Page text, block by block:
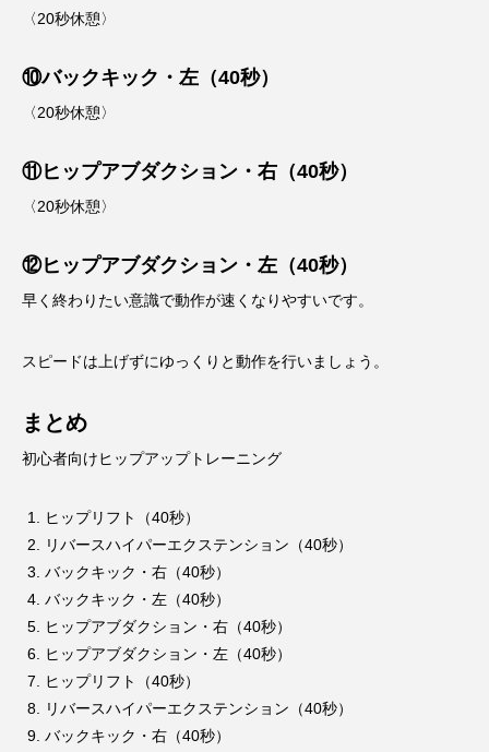
〈20秒休憩〉
⑩バックキック・左（40秒）
〈20秒休憩〉
⑪ヒップアブダクション・右（40秒）
〈20秒休憩〉
⑫ヒップアブダクション・左（40秒）
早く終わりたい意識で動作が速くなりやすいです。
スピードは上げずにゆっくりと動作を行いましょう。
まとめ
初心者向けヒップアップトレーニング
ヒップリフト（40秒）
リバースハイパーエクステンション（40秒）
バックキック・右（40秒）
バックキック・左（40秒）
ヒップアブダクション・右（40秒）
ヒップアブダクション・左（40秒）
ヒップリフト（40秒）
リバースハイパーエクステンション（40秒）
バックキック・右（40秒）